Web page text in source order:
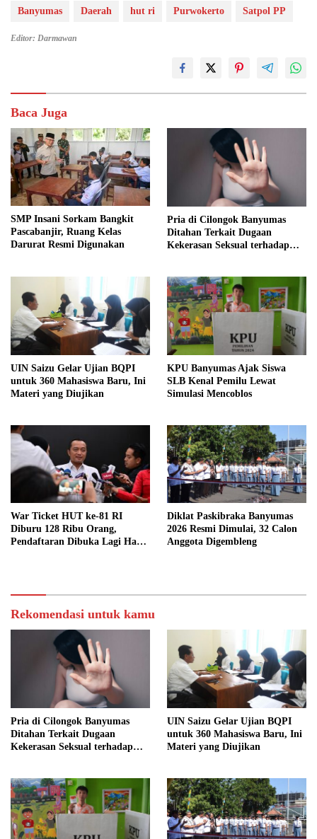
Banyumas Daerah hut ri Purwokerto Satpol PP
Editor: Darmawan
Baca Juga
SMP Insani Sorkam Bangkit
Pascabanjir, Ruang Kelas
Darurat Resmi Digunakan
Pria di Cilongok Banyumas
Ditahan Terkait Dugaan
Kekerasan Seksual terhadap
UIN Saizu Gelar Ujian BQPI
untuk 360 Mahasiswa Baru, Ini
Materi yang Diujikan
KPU Banyumas Ajak Siswa
SLB Kenal Pemilu Lewat
Simulasi Mencoblos
War Ticket HUT ke-81 RI
Diburu 128 Ribu Orang,
Pendaftaran Dibuka Lagi Hari
Diklat Paskibraka Banyumas
2026 Resmi Dimulai, 32 Calon
Anggota Digembleng
Rekomendasi untuk kamu
Pria di Cilongok Banyumas
Ditahan Terkait Dugaan
Kekerasan Seksual terhadap
UIN Saizu Gelar Ujian BQPI
untuk 360 Mahasiswa Baru, Ini
Materi yang Diujikan